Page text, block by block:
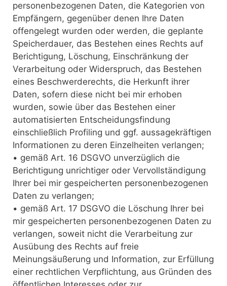
personenbezogenen Daten, die Kategorien von
Empfängern, gegenüber denen Ihre Daten
offengelegt wurden oder werden, die geplante
Speicherdauer, das Bestehen eines Rechts auf
Berichtigung, Löschung, Einschränkung der
Verarbeitung oder Widerspruch, das Bestehen
eines Beschwerderechts, die Herkunft ihrer
Daten, sofern diese nicht bei mir erhoben
wurden, sowie über das Bestehen einer
automatisierten Entscheidungsfindung
einschließlich Profiling und ggf. aussagekräftigen
Informationen zu deren Einzelheiten verlangen;
• gemäß Art. 16 DSGVO unverzüglich die
Berichtigung unrichtiger oder Vervollständigung
Ihrer bei mir gespeicherten personenbezogenen
Daten zu verlangen;
• gemäß Art. 17 DSGVO die Löschung Ihrer bei
mir gespeicherten personenbezogenen Daten zu
verlangen, soweit nicht die Verarbeitung zur
Ausübung des Rechts auf freie
Meinungsäußerung und Information, zur Erfüllung
einer rechtlichen Verpflichtung, aus Gründen des